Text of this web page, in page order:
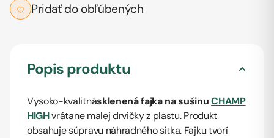
Pridať do obľúbených
Popis produktu
Vysoko-kvalitnásklenená fajka na sušinu CHAMP
HIGHvrátane malej drvičky z plastu. Produkt
obsahuje súpravu náhradného sitka. Fajku tvorí